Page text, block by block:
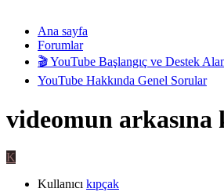
Ana sayfa
Forumlar
🎬 YouTube Başlangıç ve Destek
YouTube Hakkında Genel Sorular
videomun
K
Kullanıcı kıpçak